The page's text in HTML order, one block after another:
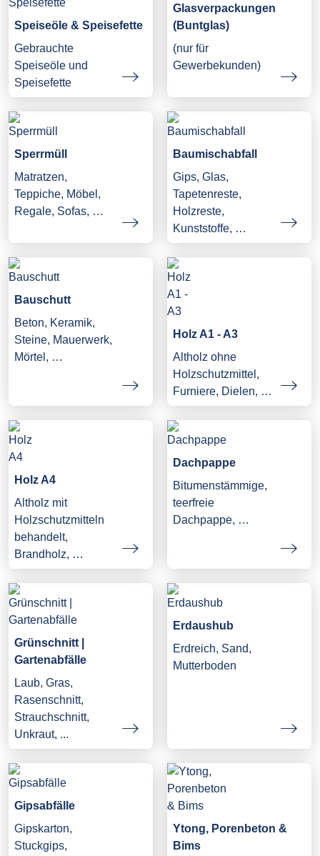
Speiseöle & Speisefette
Gebrauchte
Speiseöle und
Speisefette
Glasverpackungen
(Buntglas)
(nur für
Gewerbekunden)
Sperrmüll
Matratzen,
Teppiche, Möbel,
Regale, Sofas, …
Baumischabfall
Gips, Glas,
Tapetenreste,
Holzreste,
Kunststoffe, …
Bauschutt
Beton, Keramik,
Steine, Mauerwerk,
Mörtel, …
Holz A1 - A3
Altholz ohne
Holzschutzmittel,
Furniere, Dielen, …
Holz A4
Altholz mit
Holzschutzmitteln
behandelt,
Brandholz, …
Dachpappe
Bitumenstämmige,
teerfreie
Dachpappe, …
Grünschnitt |
Gartenabfälle
Laub, Gras,
Rasenschnitt,
Strauchschnitt,
Unkraut, ...
Erdaushub
Erdreich, Sand,
Mutterboden
Gipsabfälle
Gipskarton,
Stuckgips,
Ytong, Porenbeton &
Bims